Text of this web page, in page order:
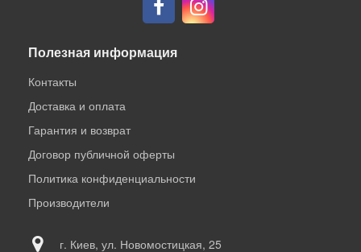
Полезная информация
Контакты
Доставка и оплата
Гарантия и возврат
Договор публичной оферты
Политика конфиденциальности
Производители
г. Киев, ул. Новомостицкая, 25